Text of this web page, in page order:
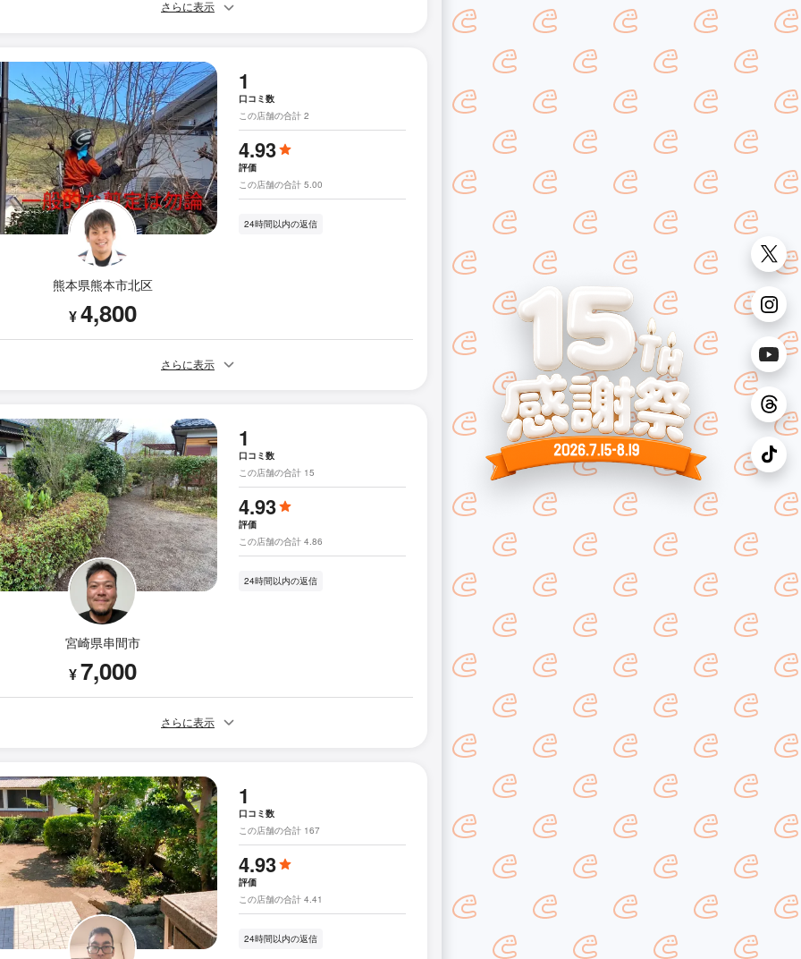
さらに表示
熊本県熊本市北区
¥4,800
1
口コミ数
この店舗の合計 2
4.93
評価
この店舗の合計 5.00
24時間以内の返信
さらに表示
宮崎県串間市
¥7,000
1
口コミ数
この店舗の合計 15
4.93
評価
この店舗の合計 4.86
24時間以内の返信
さらに表示
1
口コミ数
この店舗の合計 167
4.93
評価
この店舗の合計 4.41
24時間以内の返信